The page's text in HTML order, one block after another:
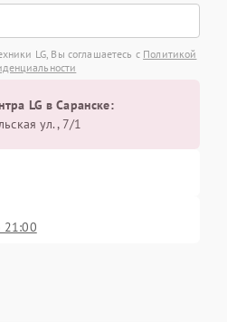
LG, Вы соглашаетесь с Политикой
LG в Саранске:
ул., 7/1
21:00